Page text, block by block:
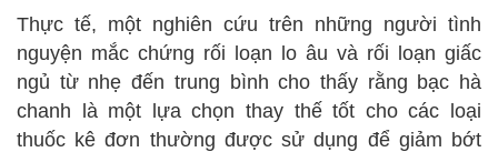
Thực tế, một nghiên cứu trên những người tình
nguyện mắc chứng rối loạn lo âu và rối loạn giấc
ngủ từ nhẹ đến trung bình cho thấy rằng bạc hà
chanh là một lựa chọn thay thế tốt cho các loại
thuốc kê đơn thường được sử dụng để giảm bớt